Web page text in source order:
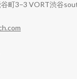
町3−3 VORT渋谷